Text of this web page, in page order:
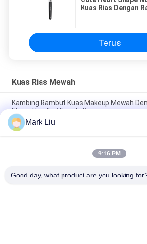
Kuas Rias Dengan
Terus
Kuas Rias Mewah
Kambing Rambut Kuas Makeup Mewah
Ebony Handle / Ferrule Kuningan
Kuas makeup bubuk Beveled mewah
XGF Coklat Tua yang lembut dan Padat
Luxury Artist Foundation Brush Dengan
Mark Liu
9:16 PM
Good day, what product are you looking